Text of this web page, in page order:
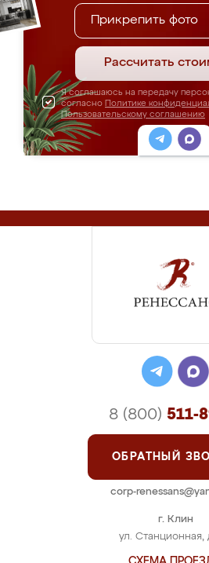
Прикрепить фото
Рассчитать
Я соглашаюсь на передачу
согласно Политике
Пользовательскому соглашению
г. Клин
ул. Станционная,
8 (800) 511-
ОБРАТНЫЙ
corp-